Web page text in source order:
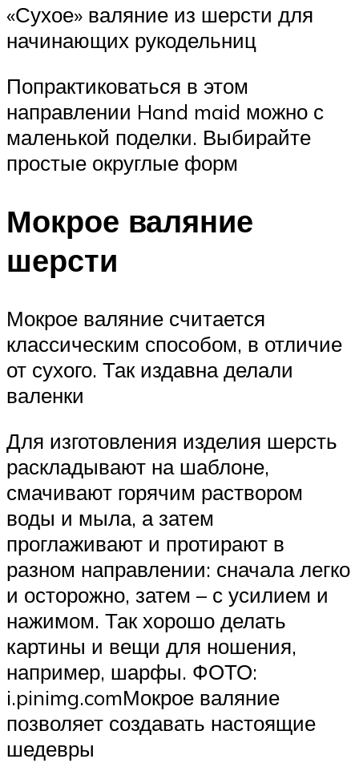
«Сухое» валяние из шерсти для
начинающих рукодельниц
Попрактиковаться в этом
направлении Hand maid можно с
маленькой поделки. Выбирайте
простые округлые форм
Мокрое валяние
шерсти
Мокрое валяние считается
классическим способом, в отличие
от сухого. Так издавна делали
валенки
Для изготовления изделия шерсть
раскладывают на шаблоне,
смачивают горячим раствором
воды и мыла, а затем
проглаживают и протирают в
разном направлении: сначала легко
и осторожно, затем – с усилием и
нажимом. Так хорошо делать
картины и вещи для ношения,
например, шарфы. ФОТО:
i.pinimg.comМокрое валяние
позволяет создавать настоящие
шедевры